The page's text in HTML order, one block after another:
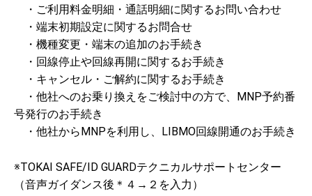
・ご利用料金明細・通話明細に関するお問い合わせ
・端末初期設定に関するお問合せ
・機種変更・端末の追加のお手続き
・回線停止や回線再開に関するお手続き
・キャンセル・ご解約に関するお手続き
・他社へのお乗り換えをご検討中の方で、MNP予約番
号発行のお手続き
・他社からMNPを利用し、LIBMO回線開通のお手続き
※TOKAI SAFE/ID GUARDテクニカルサポートセンター
（音声ガイダンス後＊４→２を入力）